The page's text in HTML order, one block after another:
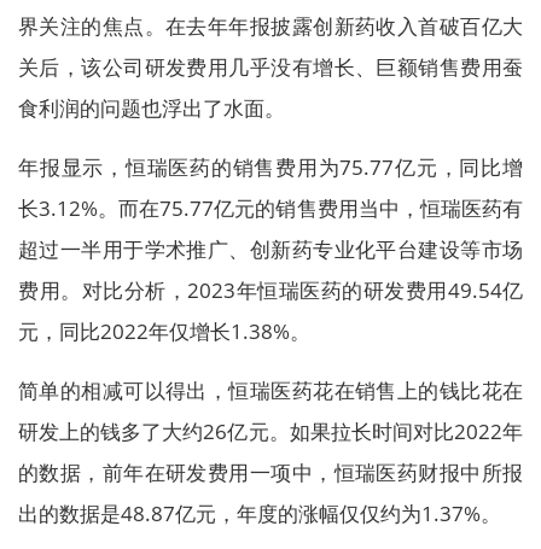
界关注的焦点。在去年年报披露创新药收入首破百亿大
关后，该公司研发费用几乎没有增长、巨额销售费用蚕
食利润的问题也浮出了水面。
年报显示，恒瑞医药的销售费用为75.77亿元，同比增
长3.12%。而在75.77亿元的销售费用当中，恒瑞医药有
超过一半用于学术推广、创新药专业化平台建设等市场
费用。对比分析，2023年恒瑞医药的研发费用49.54亿
元，同比2022年仅增长1.38%。
简单的相减可以得出，恒瑞医药花在销售上的钱比花在
研发上的钱多了大约26亿元。如果拉长时间对比2022年
的数据，前年在研发费用一项中，恒瑞医药财报中所报
出的数据是48.87亿元，年度的涨幅仅仅约为1.37%。